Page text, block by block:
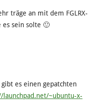
träge an mit dem FGLRX-
sein solte 🙂
es einen gepatchten
launchpad.net/~ubuntu-x-